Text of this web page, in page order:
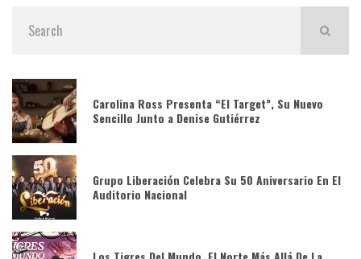
Carolina Ross Presenta “El Target”, Su Nuevo
Sencillo Junto a Denise Gutiérrez
Grupo Liberación Celebra Su 50 Aniversario En El
Auditorio Nacional